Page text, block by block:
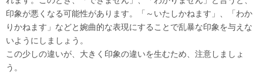
印象が悪くなる可能性があります。「～いたしかねます」、「わか
りかねます」などと婉曲的な表現にすることで乱暴な印象を与えな
いようにしましょう。
この少しの違いが、大きく印象の違いを生むため、注意しましょ
う。